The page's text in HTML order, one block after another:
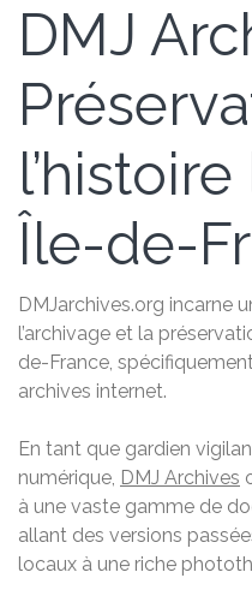
DMJ
Île-de-
DMJarchives.org incarne
l’archivage et la
de-France,
archives internet.
En tant que gardien
numérique, DMJ Archives
à une vaste gamme de
allant des versions
locaux à une riche